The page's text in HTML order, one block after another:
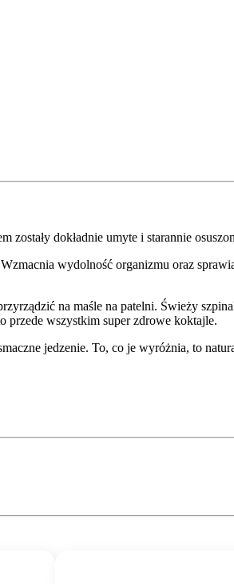
dokładnie umyte i starannie
wydolność organizmu oraz
na maśle na patelni. Świeży
przede wszystkim super zdrowe koktajle.
jedzenie. To, co je wyróżnia, to